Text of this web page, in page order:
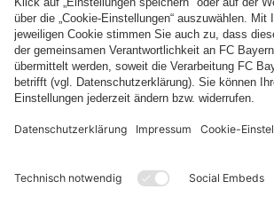
Kinder- und Jugendschutz
Verträge hier kündigen Cookie-